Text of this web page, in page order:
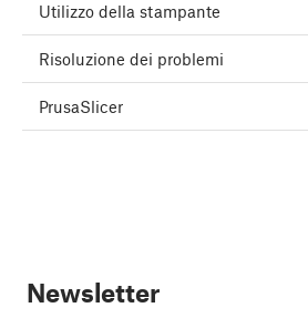
Utilizzo della stampante
Risoluzione dei problemi
PrusaSlicer
Newsletter